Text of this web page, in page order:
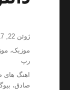
ارسال
شده
ژوئن 22, 2017
دسته‌ها
موزیک،
رپ
برچسب‌ها
اهنگ های
صادق،